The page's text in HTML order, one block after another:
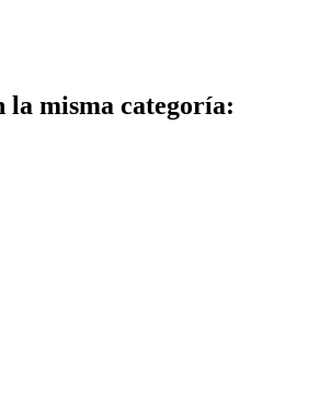
la misma categoría: